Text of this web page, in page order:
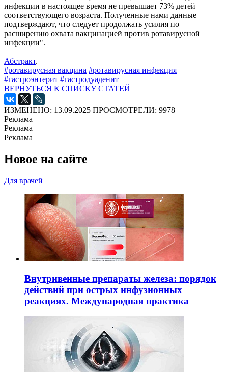
инфекции в настоящее время не превышает 73% детей
соответствующего возраста. Полученные нами данные
подтверждают, что следует продолжать усилия по
расширению охвата вакцинацией против ротавирусной
инфекции".
Абстракт.
#ротавирусная вакцина #ротавирусная инфекция
#гастроэнтерит #гастродуаденит
ВЕРНУТЬСЯ К СПИСКУ СТАТЕЙ
ИЗМЕНЕНО: 13.09.2025 ПРОСМОТРЕЛИ: 9978
Реклама
Реклама
Реклама
Новое на сайте
Для врачей
Внутривенные препараты железа: порядок
действий при острых инфузионных
реакциях. Международная практика